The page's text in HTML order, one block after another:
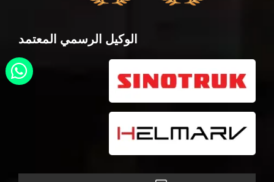
الوكيل الرسمي المعتمد